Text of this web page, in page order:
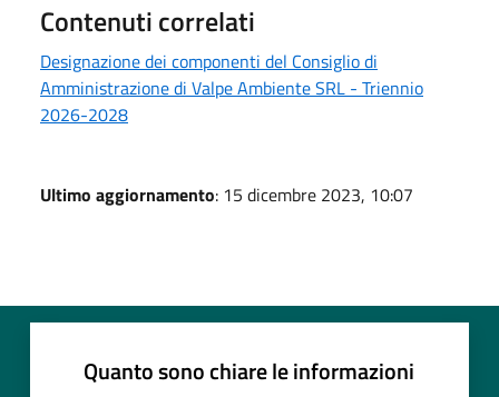
Contenuti correlati
Designazione dei componenti del Consiglio di
Amministrazione di Valpe Ambiente SRL - Triennio
2026-2028
Ultimo aggiornamento: 15 dicembre 2023, 10:07
Quanto sono chiare le informazioni